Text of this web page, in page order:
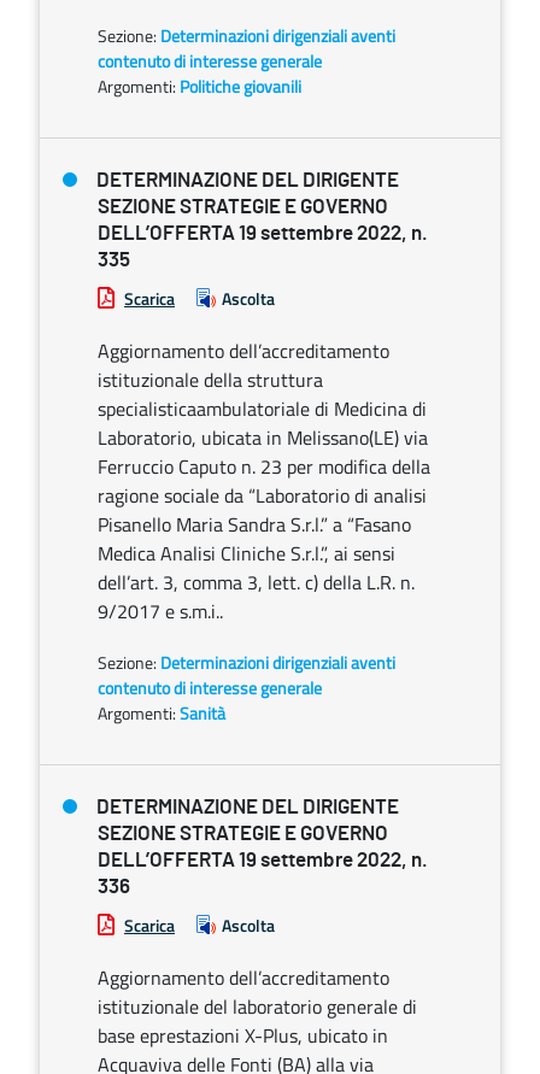
Sezione: Determinazioni dirigenziali aventi
contenuto di interesse generale
Argomenti: Politiche giovanili
DETERMINAZIONE DEL DIRIGENTE
SEZIONE STRATEGIE E GOVERNO
DELL’OFFERTA 19 settembre 2022, n.
335
Scarica Ascolta
Aggiornamento dell’accreditamento
istituzionale della struttura
specialisticaambulatoriale di Medicina di
Laboratorio, ubicata in Melissano(LE) via
Ferruccio Caputo n. 23 per modifica della
ragione sociale da “Laboratorio di analisi
Pisanello Maria Sandra S.r.l.” a “Fasano
Medica Analisi Cliniche S.r.l.”, ai sensi
dell’art. 3, comma 3, lett. c) della L.R. n.
9/2017 e s.m.i..
Sezione: Determinazioni dirigenziali aventi
contenuto di interesse generale
Argomenti:Sanità
DETERMINAZIONE DEL DIRIGENTE
SEZIONE STRATEGIE E GOVERNO
DELL’OFFERTA 19 settembre 2022, n.
336
Scarica Ascolta
Aggiornamento dell’accreditamento
istituzionale del laboratorio generale di
base eprestazioni X-Plus, ubicato in
Acquaviva delle Fonti (BA) alla via